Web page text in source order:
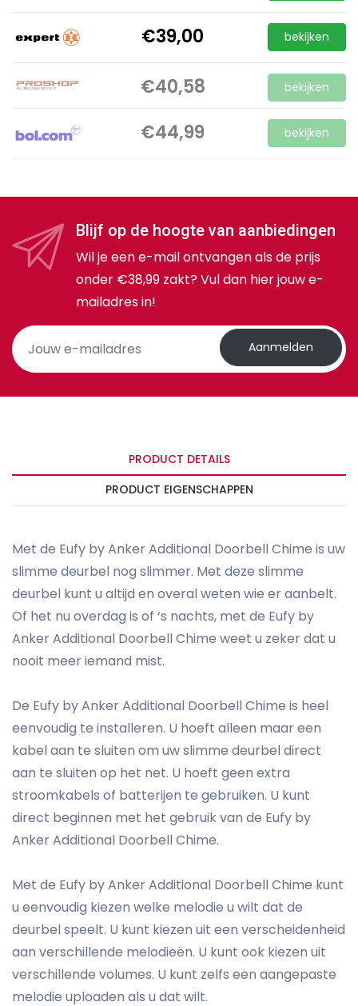
€39,00 bekijken
€40,58 bekijken
€44,99 bekijken
Blijf op de hoogte van aanbiedingen
Wil je een e-mail ontvangen als de prijs
onder €38,99 zakt? Vul dan hier jouw e-
mailadres in!
Aanmelden
PRODUCT DETAILS
PRODUCT EIGENSCHAPPEN
Met de Eufy by Anker Additional Doorbell Chime is uw
slimme deurbel nog slimmer. Met deze slimme
deurbel kunt u altijd en overal weten wie er aanbelt.
Of het nu overdag is of ‘s nachts, met de Eufy by
Anker Additional Doorbell Chime weet u zeker dat u
nooit meer iemand mist.
De Eufy by Anker Additional Doorbell Chime is heel
eenvoudig te installeren. U hoeft alleen maar een
kabel aan te sluiten om uw slimme deurbel direct
aan te sluiten op het net. U hoeft geen extra
stroomkabels of batterijen te gebruiken. U kunt
direct beginnen met het gebruik van de Eufy by
Anker Additional Doorbell Chime.
Met de Eufy by Anker Additional Doorbell Chime kunt
u eenvoudig kiezen welke melodie u wilt dat de
deurbel speelt. U kunt kiezen uit een verscheidenheid
aan verschillende melodieën. U kunt ook kiezen uit
verschillende volumes. U kunt zelfs een aangepaste
melodie uploaden als u dat wilt.